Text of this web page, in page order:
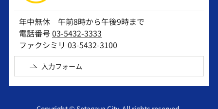
年中無休 午前8時から午後9時まで
電話番号03-5432-3333
ファクシミリ 03-5432-3100
入力フォーム